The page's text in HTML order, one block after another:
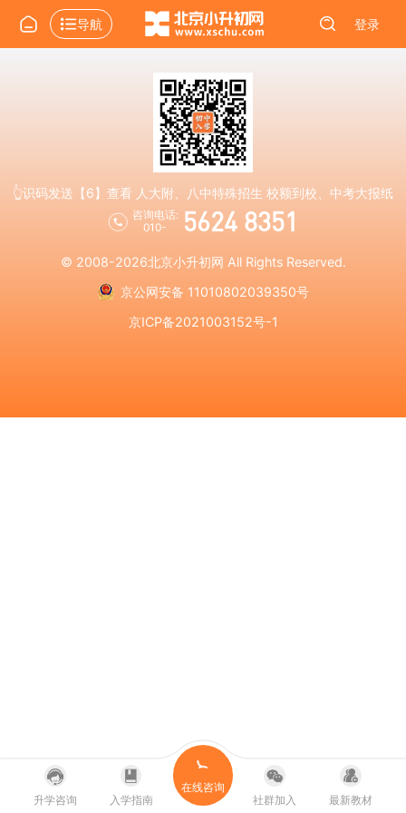
导航 登录
👆识码发送【6】查看 人大附、八中特殊招生 校额到校、中考大报纸
咨询电话:
010-
5624 8351
© 2008-2026北京小升初网 All Rights Reserved.
京公网安备 11010802039350号
京ICP备2021003152号-1
升学咨询 入学指南
在线咨询
社群加入
最新教材